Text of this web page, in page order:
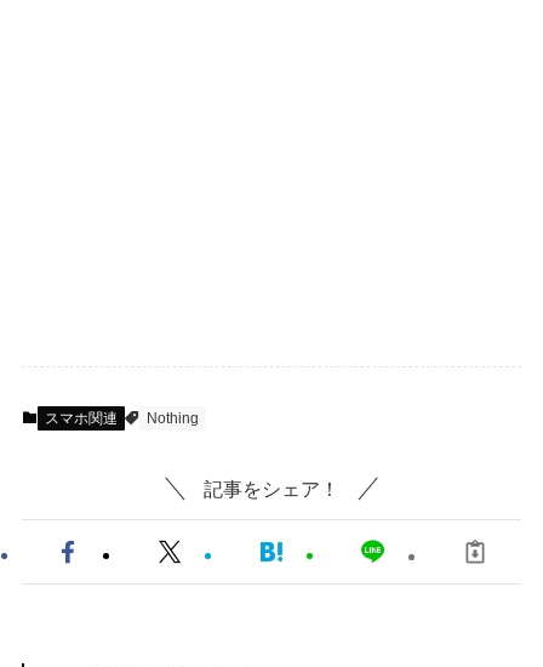
スマホ関連 Nothing
記事をシェア！